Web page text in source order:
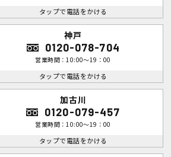
タップで電話をかける
神戸
0120-078-704
営業時間：10:00～19：00
タップで電話をかける
加古川
0120-079-457
営業時間：10:00～19：00
タップで電話をかける